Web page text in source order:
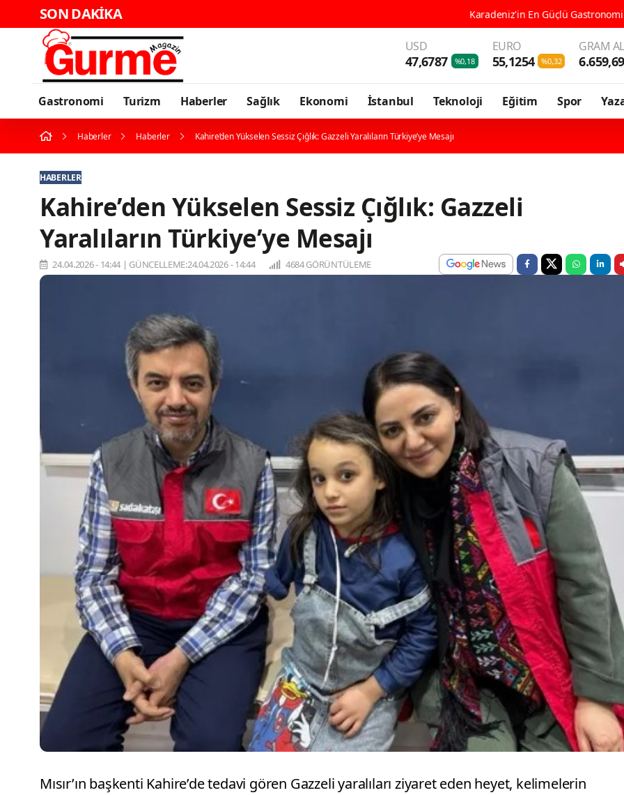
SON DAKİKA Karadeniz'in En Güçlü Gastronomi Kenti Ordu, 196 Çeşit
USD
47,6787 %0,18
EURO
55,1254 %0,32
GRAM
6.659,69
Gastronomi Turizm Haberler Sağlık Ekonomi İstanbul Teknoloji Eğitim Spor
Haberler Haberler Kahire’den Yükselen Sessiz Çığlık: Gazzeli Yaralıların Türkiye’ye Mesajı
HABERLER
Kahire’den Yükselen Sessiz Çığlık: Gazzeli
Yaralıların Türkiye’ye Mesajı
24.04.2026 - 14:44 | GÜNCELLEME:24.04.2026 - 14:44 4684 GÖRÜNTÜLEME
Mısır’ın başkenti Kahire’de tedavi gören Gazzeli yaralıları ziyaret eden heyet, kelimelerin